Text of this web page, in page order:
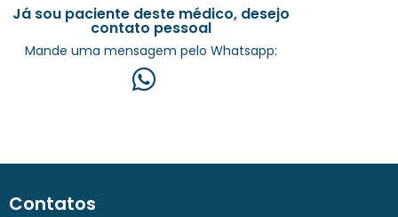
Já sou paciente deste médico, desejo
contato pessoal
Mande uma mensagem pelo Whatsapp:
Contatos